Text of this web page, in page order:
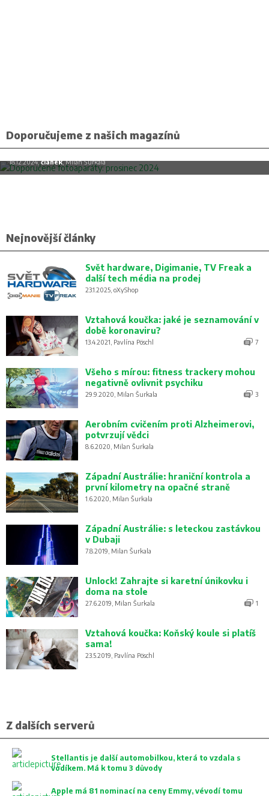
Doporučujeme z našich magazínů
Doporučené fotoaparáty: prosinec 2024
18.12.2024,článek, Milan Šurkala
Nejnovější články
Svět hardware, Digimanie, TV Freak a
další tech média na prodej
23.1.2025, oXyShop
Vztahová koučka: jaké je seznamování v
době koronaviru?
13.4.2021, Pavlína Pöschl 7
Všeho s mírou: fitness trackery mohou
negativně ovlivnit psychiku
29.9.2020, Milan Šurkala 3
Aerobním cvičením proti Alzheimerovi,
potvrzují vědci
8.6.2020, Milan Šurkala
Západní Austrálie: hraniční kontrola a
první kilometry na opačné straně
1.6.2020, Milan Šurkala
Západní Austrálie: s leteckou zastávkou
v Dubaji
7.8.2019, Milan Šurkala
Unlock! Zahrajte si karetní únikovku i
doma na stole
27.6.2019, Milan Šurkala 1
Vztahová koučka: Koňský koule si platíš
sama!
23.5.2019, Pavlína Pöschl
Z dalších serverů
Stellantis je další automobilkou, která to vzdala s
vodíkem. Má k tomu 3 důvody
Apple má 81 nominací na ceny Emmy, vévodí tomu